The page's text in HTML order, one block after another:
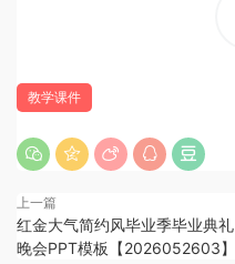
教学课件
上一篇
红金大气简约风毕业季毕业典礼
晚会PPT模板【2026052603】